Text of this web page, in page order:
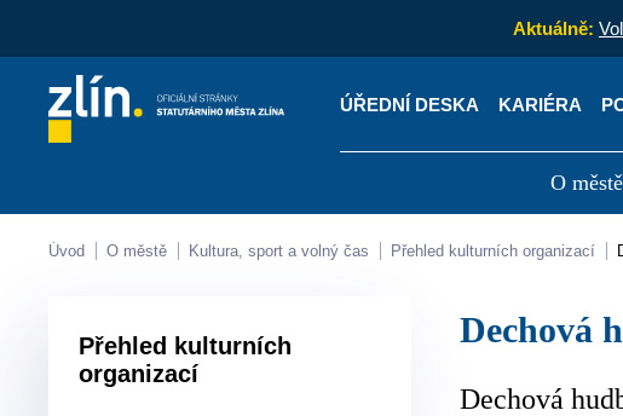
Aktuálně:
ÚŘEDNÍ DESKA KARIÉRA
O městě
Kontakty Úřední deska
Úvod O městě Kultura, sport a volný čas Přehled kulturních organizací
Přehled kulturních
organizací
Dechová